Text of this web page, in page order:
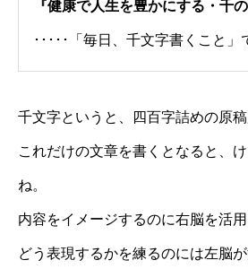
『健康で人生を豊かにする・千の
･････「毎日、千文字書くこと」
千文字というと、四百字詰めの原稿
これだけの文章を書くとなると、
ね。
内容をイメージするのに右脳を活用
どう表現するかを練るのには左脳が